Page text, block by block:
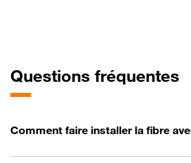
Questions fréquentes
Comment faire installer la fibre